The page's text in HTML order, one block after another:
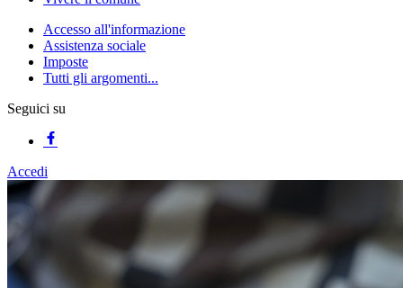
Accesso all'informazione
Assistenza sociale
Imposte
Tutti gli argomenti...
Seguici su
Accedi